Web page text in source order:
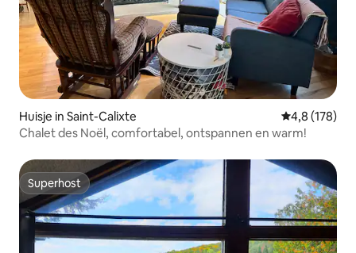
Huisje in Saint-Calixte Gemiddelde
4,8 (178)
Chalet des Noël, comfortabel, ontspannen en warm!
Superhost
Superhost